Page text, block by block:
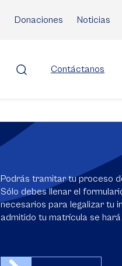
Donaciones Noticias
Contáctanos
Podrás tramitar tu proceso
Sólo debes llenar el
necesarios para legalizar tu
admitido tu matrícula se